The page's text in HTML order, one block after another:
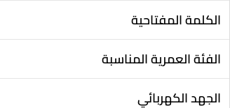
الكلمة المفتاحية
الفئة العمرية المناسبة
الجهد الكهربائي